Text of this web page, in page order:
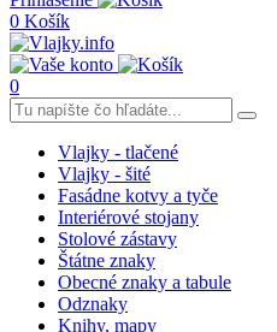
0 Košík
0
Vlajky - tlačené
Vlajky - šité
Fasádne kotvy a tyče
Interiérové stojany
Stolové zástavy
Štátne znaky
Obecné znaky a tabule
Odznaky
Knihy, mapy